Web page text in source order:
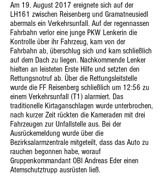
Am 19. August 2017 ereignete sich auf der
LH161 zwischen Reisenberg und Gramatneusiedl
abermals ein Verkehrsunfall. Auf der regennassen
Fahrbahn verlor eine junge PKW Lenkerin die
Kontrolle über ihr Fahrzeug, kam von der
Fahrbahn ab, überschlug sich und kam schließlich
auf dem Dach zu liegen. Nachkommende Lenker
hielten an leisteten Erste Hilfe und setzten den
Rettungsnotruf ab. Über die Rettungsleitstelle
wurde die FF Reisenberg schließlich um 12:56 zu
einem Verkehrsunfall (T1) alarmiert. Das
traditionelle Kirtaganschlagen wurde unterbrochen,
nach kurzer Zeit rückten die Kameraden mit drei
Fahrzeugen zur Unfallstelle aus. Bei der
Ausrückemeldung wurde über die
Bezirksalarmzentrale mitgeteilt, dass das Auto zu
rauchen begonnen habe, worauf
Gruppenkommandant OBI Andreas Eder einen
Atemschutztrupp ausrüsten ließ.